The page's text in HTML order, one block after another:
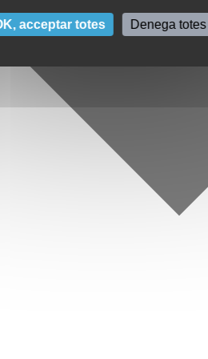
acceptar totes Denega